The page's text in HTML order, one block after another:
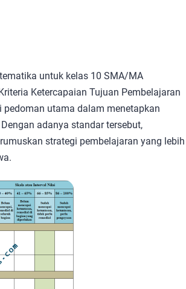
untuk kelas 10 SMA/MA
Ketercapaian Tujuan Pembelajaran
pedoman utama dalam menetapkan
adanya standar tersebut,
strategi pembelajaran yang lebih